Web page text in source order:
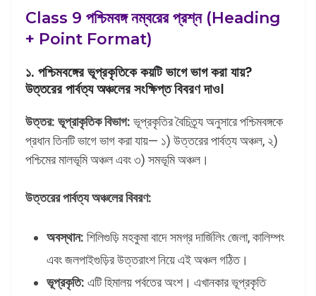
Class 9 পশ্চিমবঙ্গ নম্বরের প্রশ্ন (Heading
+ Point Format)
১. পশ্চিমবঙ্গের ভূপ্রকৃতিকে কয়টি ভাগে ভাগ করা যায়?
উত্তরের পার্বত্য অঞ্চলের সংক্ষিপ্ত বিবরণ দাও।
উত্তর: ভূপ্রাকৃতিক বিভাগ: ভূপ্রকৃতির বৈচিত্র্য অনুসারে পশ্চিমবঙ্গকে
প্রধান তিনটি ভাগে ভাগ করা যায়— ১) উত্তরের পার্বত্য অঞ্চল, ২)
পশ্চিমের মালভূমি অঞ্চল এবং ৩) সমভূমি অঞ্চল।
উত্তরের পার্বত্য অঞ্চলের বিবরণ:
অবস্থান: শিলিগুড়ি মহকুমা বাদে সমগ্র দার্জিলিং জেলা, কালিম্পং
এবং জলপাইগুড়ির উত্তরাংশ নিয়ে এই অঞ্চল গঠিত।
ভূপ্রকৃতি: এটি হিমালয় পর্বতের অংশ। এখানকার ভূপ্রকৃতি